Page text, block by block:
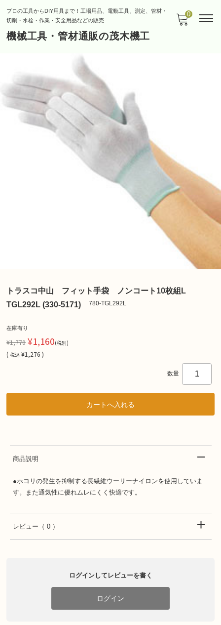
プロの工具からDIY用具まで！工場用品、電動工具、測定、管材・
切削・水栓・作業・安全用品などの販売
機械工具・管材通販の茂木機工
0
トラスコ中山 フィット手袋 ノンコート10枚組L
TGL292L (330-5171)
780-TGL292L
在庫有り
¥1,770 ¥1,160(税別)
( 税込 ¥1,276 )
数量
商品説明
●ホコリの発生を抑制する長繊維ウーリーナイロンを使用していま
す。また通気性に優れムレにくく快適です。
レビュー （ 0 ）
ログインしてレビューを書く
ログイン